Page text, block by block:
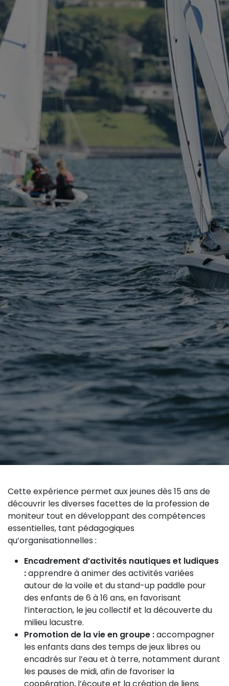
Cette expérience permet aux jeunes dès 15 ans de
découvrir les diverses facettes de la profession de
moniteur tout en développant des compétences
essentielles, tant pédagogiques
qu’organisationnelles :
Encadrement d’activités nautiques et ludiques
:apprendre à animer des activités variées
autour de la voile et du stand-up paddle pour
des enfants de 6 à 16 ans, en favorisant
l’interaction, le jeu collectif et la découverte du
milieu lacustre.
Promotion de la vie en groupe :accompagner
les enfants dans des temps de jeux libres ou
encadrés sur l’eau et à terre, notamment durant
les pauses de midi, afin de favoriser la
coopération, l’écoute et la création de liens